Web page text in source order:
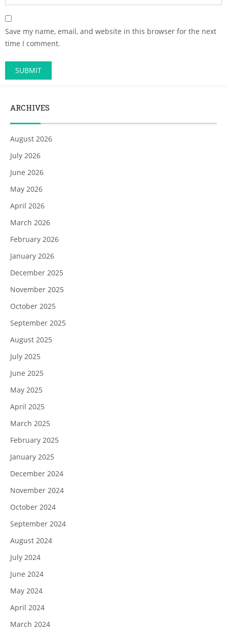
Save my name, email, and website in this browser for the next
time I comment.
ARCHIVES
August 2026
July 2026
June 2026
May 2026
April 2026
March 2026
February 2026
January 2026
December 2025
November 2025
October 2025
September 2025
August 2025
July 2025
June 2025
May 2025
April 2025
March 2025
February 2025
January 2025
December 2024
November 2024
October 2024
September 2024
August 2024
July 2024
June 2024
May 2024
April 2024
March 2024